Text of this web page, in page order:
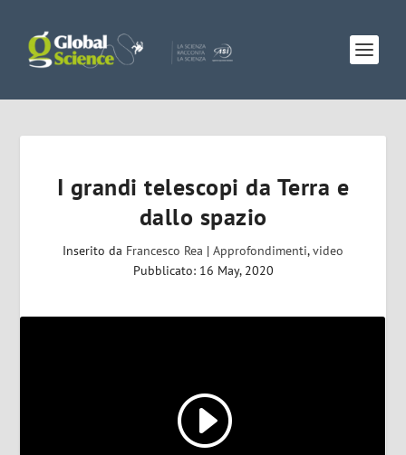
I grandi telescopi da Terra e
dallo spazio
Inserito da Francesco Rea | Approfondimenti,video
Pubblicato: 16 May, 2020